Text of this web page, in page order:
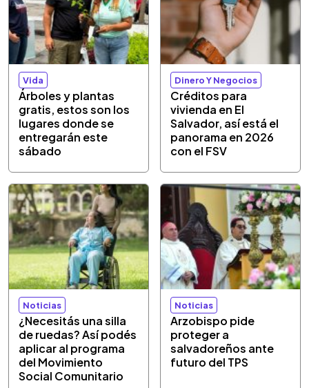
Vida
Árboles y plantas
gratis, estos son los
lugares donde se
entregarán este
sábado
Dinero Y Negocios
Créditos para
vivienda en El
Salvador, así está el
panorama en 2026
con el FSV
Noticias
¿Necesitás una silla
de ruedas? Así podés
aplicar al programa
del Movimiento
Social Comunitario
Noticias
Arzobispo pide
proteger a
salvadoreños ante
futuro del TPS